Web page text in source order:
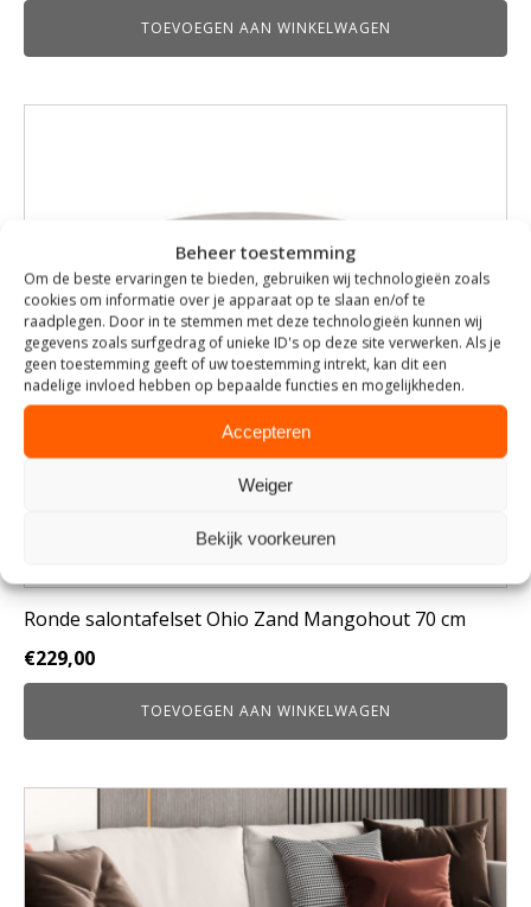
Beheer toestemming
Om de beste ervaringen te bieden, gebruiken wij technologieën zoals
cookies om informatie over je apparaat op te slaan en/of te
raadplegen. Door in te stemmen met deze technologieën kunnen wij
gegevens zoals surfgedrag of unieke ID's op deze site verwerken. Als je
geen toestemming geeft of uw toestemming intrekt, kan dit een
nadelige invloed hebben op bepaalde functies en mogelijkheden.
Accepteren
Weiger
Bekijk voorkeuren
TOEVOEGEN AAN WINKELWAGEN
Ronde salontafelset Ohio Zand Mangohout 70 cm
€229,00
TOEVOEGEN AAN WINKELWAGEN